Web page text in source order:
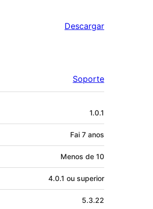
Descargar
Soporte
1.0.1
Fai 7 anos
Menos de 10
4.0.1 ou superior
5.3.22